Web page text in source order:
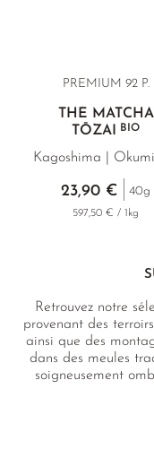
PREMIUM 92 P.
THÉ MATCHA
TŌZAI
BIO
Kagoshima |
23,90 € 40g
597,50 € / 1kg
Retrouvez notre
provenant des
ainsi que des
dans des meules
soigneusement